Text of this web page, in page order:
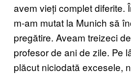
avem vieți complet diferite.
m-am mutat la Munich să
pregătire. Aveam treizeci
profesor de ani de zile. Pe
plăcut niciodată excesele,